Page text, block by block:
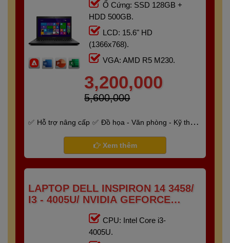
Ổ Cứng: SSD 128GB +
HDD 500GB.
LCD: 15.6" HD
(1366x768).
VGA: AMD R5 M230.
3,200,000
5,600,000
Hỗ trợ nâng cấp
Đồ họa - Văn phòng - Kỹ thuật
Bảo hành 6 tháng
Xem thêm
LAPTOP DELL INSPIRON 14 3458/
I3 - 4005U/ NVIDIA GEFORCE
820M/ RAM 8G/ SSD 128GB/
CPU: Intel Core i3-
4005U.